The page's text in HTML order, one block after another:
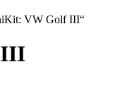
VW Golf III“